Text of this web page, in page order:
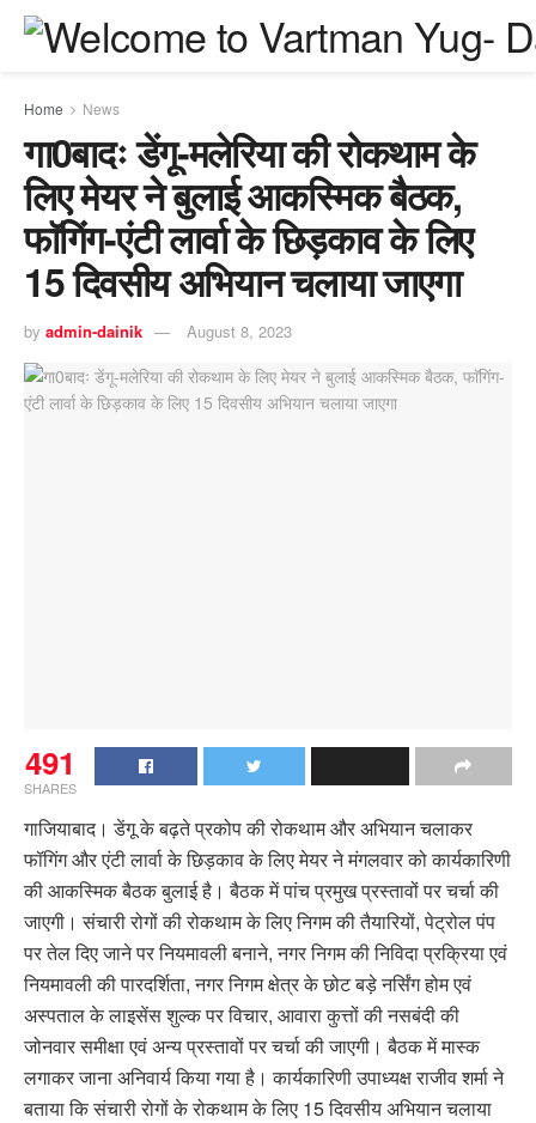
Home News
गा0बादः डेंगू-मलेरिया की रोकथाम के
लिए मेयर ने बुलाई आकस्मिक बैठक,
फाॅगिंग-एंटी लार्वा के छिड़काव के लिए
15 दिवसीय अभियान चलाया जाएगा
by admin-dainik August 8, 2023
491
SHARES
गाजियाबाद। डेंगू के बढ़ते प्रकोप की रोकथाम और अभियान चलाकर
फॉगिंग और एंटी लार्वा के छिड़काव के लिए मेयर ने मंगलवार को कार्यकारिणी
की आकस्मिक बैठक बुलाई है। बैठक में पांच प्रमुख प्रस्तावों पर चर्चा की
जाएगी। संचारी रोगों की रोकथाम के लिए निगम की तैयारियों, पेट्रोल पंप
पर तेल दिए जाने पर नियमावली बनाने, नगर निगम की निविदा प्रक्रिया एवं
नियमावली की पारदर्शिता, नगर निगम क्षेत्र के छोट बड़े नर्सिंग होम एवं
अस्पताल के लाइसेंस शुल्क पर विचार, आवारा कुत्तों की नसबंदी की
जोनवार समीक्षा एवं अन्य प्रस्तावों पर चर्चा की जाएगी। बैठक में मास्क
लगाकर जाना अनिवार्य किया गया है। कार्यकारिणी उपाध्यक्ष राजीव शर्मा ने
बताया कि संचारी रोगों के रोकथाम के लिए 15 दिवसीय अभियान चलाया